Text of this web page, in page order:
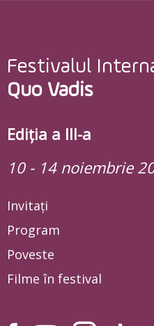
Festivalul
Quo Vadis
Ediția a III-a
10 - 14 noiembrie
Invitați
Program
Poveste
Filme în festival